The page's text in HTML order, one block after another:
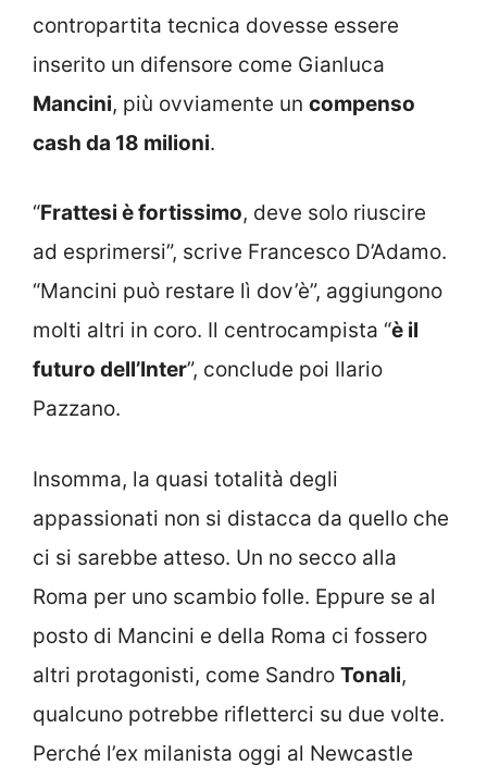
contropartita tecnica dovesse essere
inserito un difensore come Gianluca
Mancini, più ovviamente un compenso
cash da 18 milioni.
“Frattesi è fortissimo, deve solo riuscire
ad esprimersi”, scrive Francesco D’Adamo.
“Mancini può restare lì dov’è”, aggiungono
molti altri in coro. Il centrocampista “è il
futuro dell’Inter”, conclude poi Ilario
Pazzano.
Insomma, la quasi totalità degli
appassionati non si distacca da quello che
ci si sarebbe atteso. Un no secco alla
Roma per uno scambio folle. Eppure se al
posto di Mancini e della Roma ci fossero
altri protagonisti, come Sandro Tonali,
qualcuno potrebbe rifletterci su due volte.
Perché l’ex milanista oggi al Newcastle